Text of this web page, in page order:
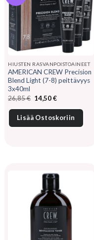
HIUSTEN RASVANPOISTOAINEET
AMERICAN CREW Precision
Blend Light (7-8) peittävyys
3x40ml
26,85€ Alkuperäinen
hinta
oli:
26,85 €.
14,50€Nykyinen
on:
14,50 €.
Lisää Ostoskoriin